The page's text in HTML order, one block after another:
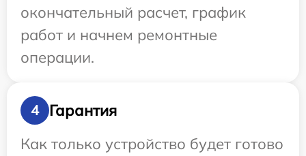
окончательный расчет, график
работ и начнем ремонтные
операции.
4
Гарантия
Как только устройство будет готово